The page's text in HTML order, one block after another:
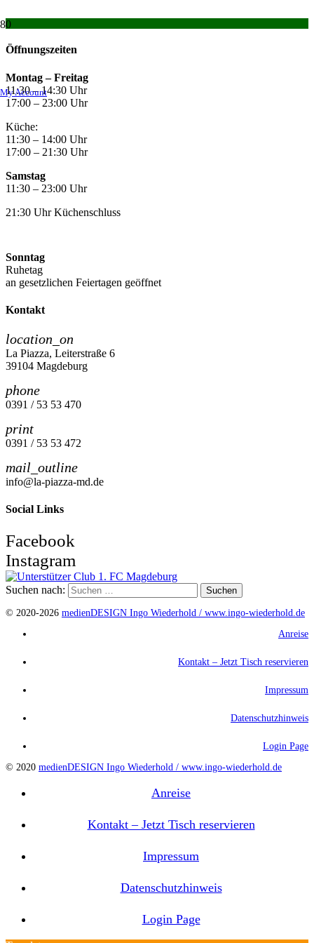
My Account
Öffnungszeiten
Montag –Freitag
11:30 – 14:30 Uhr
17:00 – 23:00 Uhr
Küche:
11:30 – 14:00 Uhr
17:00 – 21:30 Uhr
Samstag
11:30 – 23:00 Uhr
21:30 Uhr Küchenschluss
Sonntag
Ruhetag
an gesetzlichen Feiertagen geöffnet
Kontakt
location_on
La Piazza, Leiterstraße 6
39104 Magdeburg
phone
0391 / 53 53 470
print
0391 / 53 53 472
mail_outline
info@la-piazza-md.de
Social Links
Facebook
Instagram
Suchen nach:
© 2020-2026 medienDESIGN Ingo Wiederhold / www.ingo-wiederhold.de
Anreise
Kontakt – Jetzt Tisch reservieren
Impressum
Datenschutzhinweis
Login Page
© 2020 medienDESIGN Ingo Wiederhold / www.ingo-wiederhold.de
Anreise
Kontakt – Jetzt Tisch reservieren
Impressum
Datenschutzhinweis
Login Page